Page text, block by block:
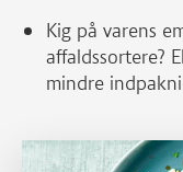
Kig på varens
affaldssortere?
mindre
Læs mere om Adobo